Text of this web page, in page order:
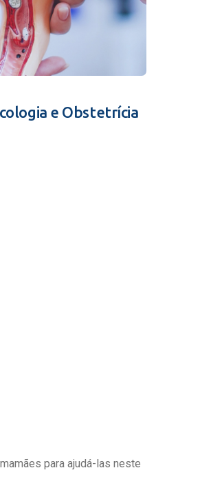
e Obstetrícia
para ajudá-las neste